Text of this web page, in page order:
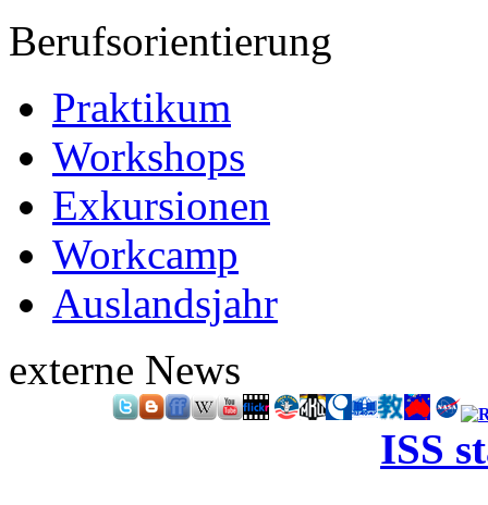
Berufsorientierung
Praktikum
Workshops
Exkursionen
Workcamp
Auslandsjahr
externe News
ISS